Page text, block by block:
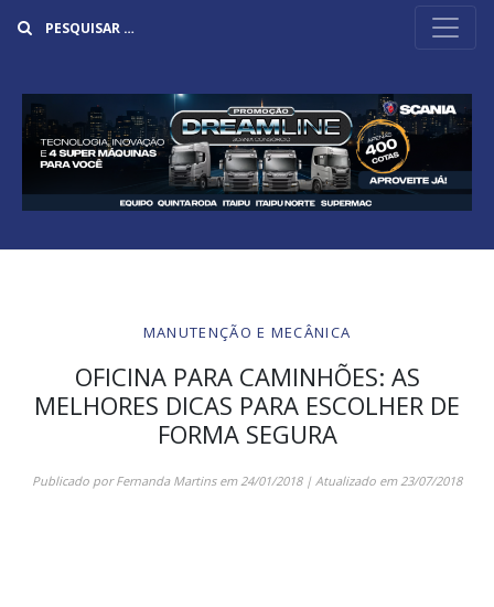
MANUTENÇÃO E MECÂNICA
OFICINA PARA CAMINHÕES: AS
MELHORES DICAS PARA ESCOLHER DE
FORMA SEGURA
Publicado porFernanda Martinsem24/01/2018| Atualizado em23/07/2018